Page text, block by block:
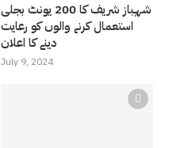
شہباز شریف کا 200 یونٹ بجلی
استعمال کرنے والوں کو رعایت
دینے کا اعلان
July 9, 2024